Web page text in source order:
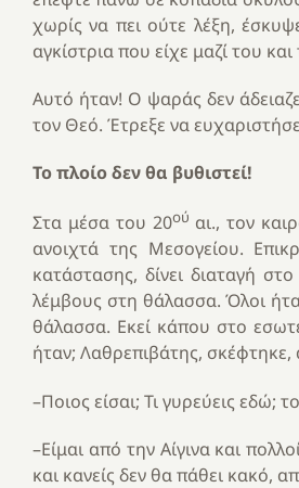
χωρίς να πει ούτε λέξη,
αγκίστρια που είχε μαζί του
Αυτό ήταν! Ο ψαράς δεν
τον Θεό. Έτρεξε να
Το πλοίο δεν θα βυθιστεί!
Στα μέσα του 20ού αι., τον
ανοιχτά της Μεσογείου.
κατάστασης, δίνει διαταγή
λέμβους στη θάλασσα. Όλοι
θάλασσα. Εκεί κάπου στο
ήταν; Λαθρεπιβάτης,
–Ποιος είσαι; Τι γυρεύεις εδώ;
–Είμαι από την Αίγινα και
και κανείς δεν θα πάθει κακό,